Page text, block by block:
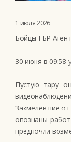
1 июля 2026
Бойцы ГБР
30 июня в 09:58
Пустую тару
Захмелевшие
опознаны
предпочли